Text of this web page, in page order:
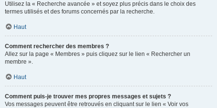
Utilisez la « Recherche avancée » et soyez plus précis dans le choix des
termes utilisés et des forums concernés par la recherche.
Haut
Comment rechercher des membres ?
Allez sur la page « Membres » puis cliquez sur le lien « Rechercher un
membre ».
Haut
Comment puis-je trouver mes propres messages et sujets ?
Vos messages peuvent être retrouvés en cliquant sur le lien « Voir vos